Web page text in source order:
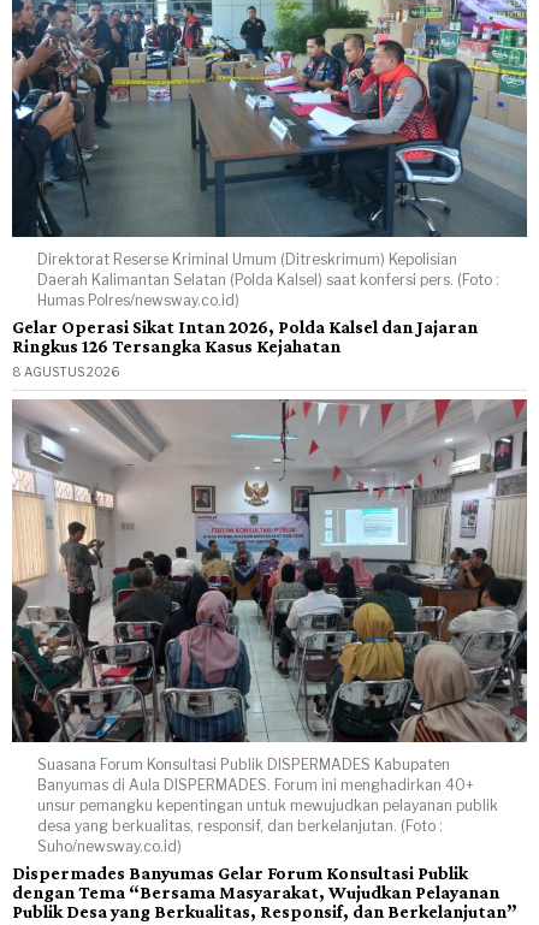
Direktorat Reserse Kriminal Umum (Ditreskrimum) Kepolisian
Daerah Kalimantan Selatan (Polda Kalsel) saat konfersi pers. (Foto :
Humas Polres/newsway.co.id)
Gelar Operasi Sikat Intan 2026, Polda Kalsel dan Jajaran
Ringkus 126 Tersangka Kasus Kejahatan
8 AGUSTUS 2026
Suasana Forum Konsultasi Publik DISPERMADES Kabupaten
Banyumas di Aula DISPERMADES. Forum ini menghadirkan 40+
unsur pemangku kepentingan untuk mewujudkan pelayanan publik
desa yang berkualitas, responsif, dan berkelanjutan. (Foto :
Suho/newsway.co.id)
Dispermades Banyumas Gelar Forum Konsultasi Publik
dengan Tema “Bersama Masyarakat, Wujudkan Pelayanan
Publik Desa yang Berkualitas, Responsif, dan Berkelanjutan”